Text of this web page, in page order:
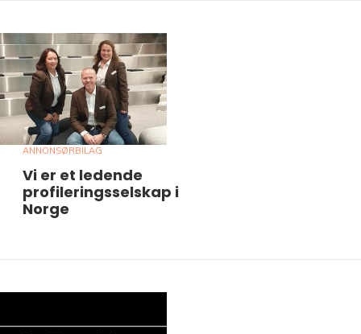
ANNONSØRBILAG
Vi er et ledende
profileringsselskap i
Norge